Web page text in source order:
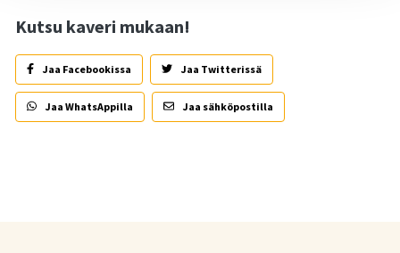
Kutsu kaveri mukaan!
Jaa Facebookissa Jaa Twitterissä
Jaa WhatsAppilla Jaa sähköpostilla